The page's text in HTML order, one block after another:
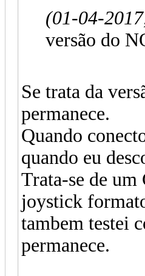
(01-04-
versão do
Se trata da
permanece.
Quando
quando eu
Trata-se de
joystick
tambem testei
permanece.